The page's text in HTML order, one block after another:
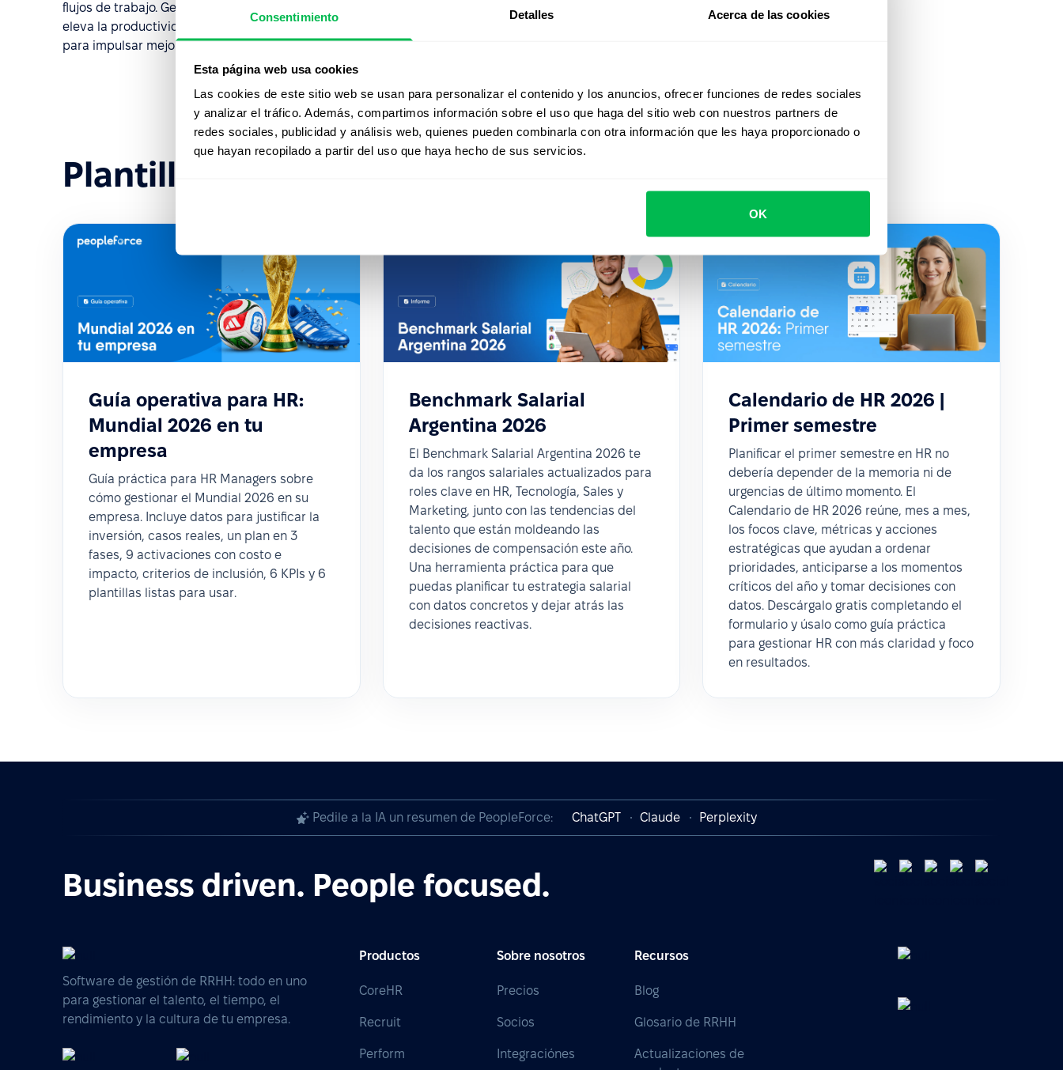
Consentimiento Detalles Acerca de las cookies
Esta página web usa cookies
Las cookies de este sitio web se usan para personalizar el contenido y los anuncios, ofrecer funciones de redes sociales
y analizar el tráfico. Además, compartimos información sobre el uso que haga del sitio web con nuestros partners de
redes sociales, publicidad y análisis web, quienes pueden combinarla con otra información que les haya proporcionado o
que hayan recopilado a partir del uso que haya hecho de sus servicios.
OK
flujos de trabajo. Gestiónalos sin esfuerzo, automatiza la asignación de tareas y
eleva la productividad de RRHH. Aprovecha la eficacia de los flujos de trabajo
para impulsar mejoras significativas en el desempeño general de tu empresa.
Plantillas recientes
Guía operativa para HR:
Mundial 2026 en tu
empresa
Guía práctica para HR Managers sobre
cómo gestionar el Mundial 2026 en su
empresa. Incluye datos para justificar la
inversión, casos reales, un plan en 3
fases, 9 activaciones con costo e
impacto, criterios de inclusión, 6 KPIs y 6
plantillas listas para usar.
Benchmark Salarial
Argentina 2026
El Benchmark Salarial Argentina 2026 te
da los rangos salariales actualizados para
roles clave en HR, Tecnología, Sales y
Marketing, junto con las tendencias del
talento que están moldeando las
decisiones de compensación este año.
Una herramienta práctica para que
puedas planificar tu estrategia salarial
con datos concretos y dejar atrás las
decisiones reactivas.
Calendario de HR 2026 |
Primer semestre
Planificar el primer semestre en HR no
debería depender de la memoria ni de
urgencias de último momento. El
Calendario de HR 2026 reúne, mes a mes,
los focos clave, métricas y acciones
estratégicas que ayudan a ordenar
prioridades, anticiparse a los momentos
críticos del año y tomar decisiones con
datos. Descárgalo gratis completando el
formulario y úsalo como guía práctica
para gestionar HR con más claridad y foco
en resultados.
Pedile a la IA un resumen de PeopleForce: ChatGPT Claude Perplexity
Business driven. People focused.
Software de gestión de RRHH: todo en uno
para gestionar el talento, el tiempo, el
rendimiento y la cultura de tu empresa.
Productos
CoreHR
Recruit
Perform
Sobre nosotros
Precios
Socios
Integraciónes
Recursos
Blog
Glosario de RRHH
Actualizaciones de